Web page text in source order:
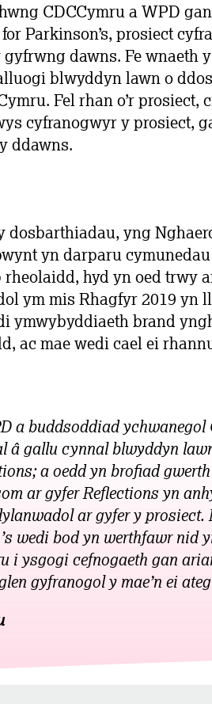
CDCCymru a WPD
Parkinson’s, prosiect
dawns. Fe wnaeth
blwyddyn lawn o
Fel rhan o’r prosiect,
cyfranogwyr y prosiect,
ddawns.
yng
yn darparu
rheolaidd, hyd yn oed trwy
ym mis Rhagfyr 2019 yn
ymwybyddiaeth brand
ac mae wedi cael ei
a buddsoddiad ychwanegol
â gallu cynnal blwyddyn
a oedd yn brofiad
ar gyfer Reflections yn
ar gyfer y prosiect.
wedi bod yn werthfawr nid
i ysgogi cefnogaeth gan
gyfranogol y mae’n ei